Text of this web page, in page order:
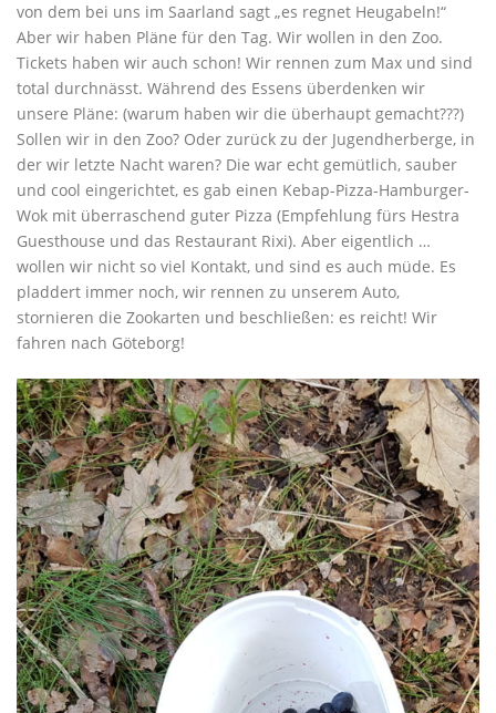
von dem bei uns im Saarland sagt „es regnet Heugabeln!“
Aber wir haben Pläne für den Tag. Wir wollen in den Zoo.
Tickets haben wir auch schon! Wir rennen zum Max und sind
total durchnässt. Während des Essens überdenken wir
unsere Pläne: (warum haben wir die überhaupt gemacht???)
Sollen wir in den Zoo? Oder zurück zu der Jugendherberge, in
der wir letzte Nacht waren? Die war echt gemütlich, sauber
und cool eingerichtet, es gab einen Kebap-Pizza-Hamburger-
Wok mit überraschend guter Pizza (Empfehlung fürs Hestra
Guesthouse und das Restaurant Rixi). Aber eigentlich …
wollen wir nicht so viel Kontakt, und sind es auch müde. Es
pladdert immer noch, wir rennen zu unserem Auto,
stornieren die Zookarten und beschließen: es reicht! Wir
fahren nach Göteborg!